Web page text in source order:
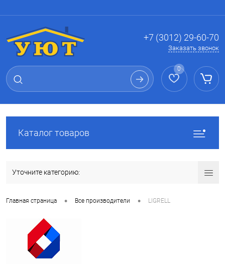
+7 (3012) 29-60-70
Заказать звонок
0
Каталог товаров
Уточните категорию:
Главная страница • Все производители • LIGRELL